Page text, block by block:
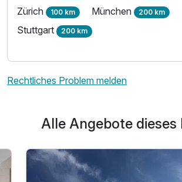
Ausstattung
Zürich 100 km München 200 km
Stuttgart 200 km
Rechtliches Problem melden
Alle Angebote dieses